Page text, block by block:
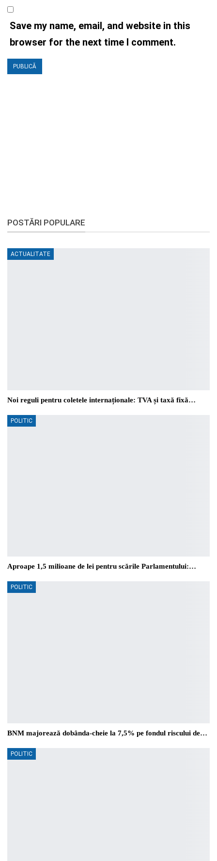
Save my name, email, and website in this
browser for the next time I comment.
POSTĂRI POPULARE
ACTUALITATE
Noi reguli pentru coletele internaționale: TVA și taxă fixă…
POLITIC
Aproape 1,5 milioane de lei pentru scările Parlamentului:…
POLITIC
BNM majorează dobânda-cheie la 7,5% pe fondul riscului de…
POLITIC